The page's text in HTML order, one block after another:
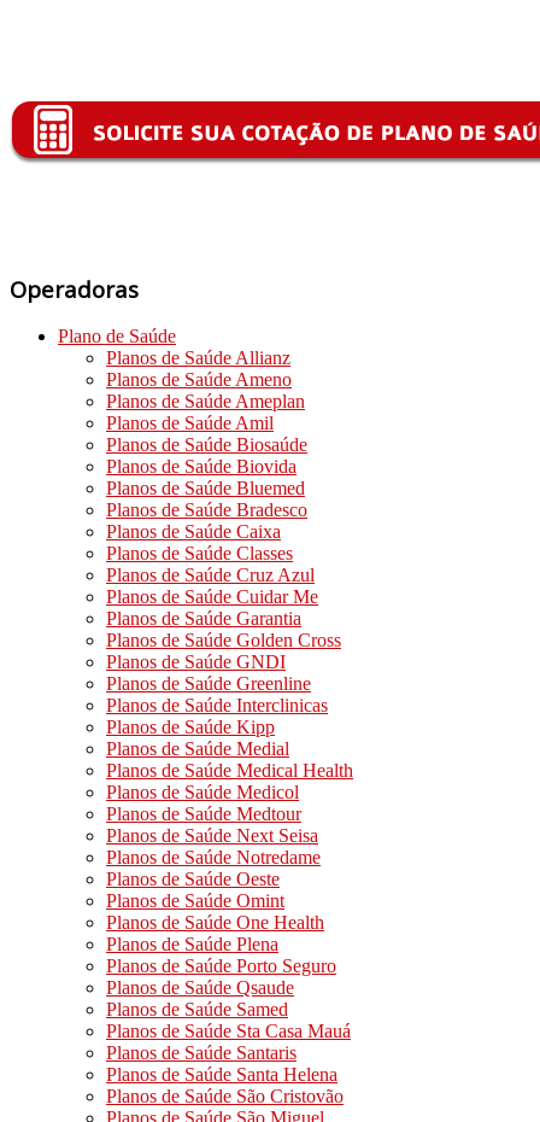
Operadoras
Plano de Saúde
Planos de Saúde Allianz
Planos de Saúde Ameno
Planos de Saúde Ameplan
Planos de Saúde Amil
Planos de Saúde Biosaúde
Planos de Saúde Biovida
Planos de Saúde Bluemed
Planos de Saúde Bradesco
Planos de Saúde Caixa
Planos de Saúde Classes
Planos de Saúde Cruz Azul
Planos de Saúde Cuidar Me
Planos de Saúde Garantia
Planos de Saúde Golden Cross
Planos de Saúde GNDI
Planos de Saúde Greenline
Planos de Saúde Interclinicas
Planos de Saúde Kipp
Planos de Saúde Medial
Planos de Saúde Medical Health
Planos de Saúde Medicol
Planos de Saúde Medtour
Planos de Saúde Next Seisa
Planos de Saúde Notredame
Planos de Saúde Oeste
Planos de Saúde Omint
Planos de Saúde One Health
Planos de Saúde Plena
Planos de Saúde Porto Seguro
Planos de Saúde Qsaude
Planos de Saúde Samed
Planos de Saúde Sta Casa Mauá
Planos de Saúde Santaris
Planos de Saúde Santa Helena
Planos de Saúde São Cristovão